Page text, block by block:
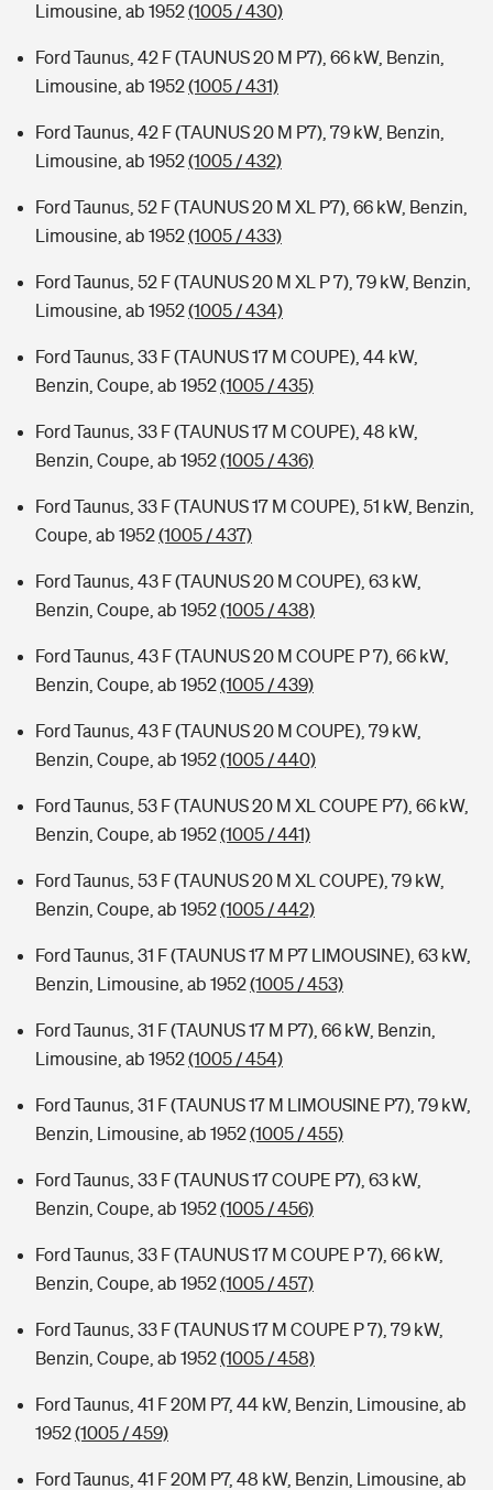
Limousine, ab 1952(1005 / 430)
Ford Taunus, 42 F (TAUNUS 20 M P7), 66 kW, Benzin,
Limousine, ab 1952(1005 / 431)
Ford Taunus, 42 F (TAUNUS 20 M P7), 79 kW, Benzin,
Limousine, ab 1952(1005 / 432)
Ford Taunus, 52 F (TAUNUS 20 M XL P7), 66 kW, Benzin,
Limousine, ab 1952(1005 / 433)
Ford Taunus, 52 F (TAUNUS 20 M XL P 7), 79 kW, Benzin,
Limousine, ab 1952(1005 / 434)
Ford Taunus, 33 F (TAUNUS 17 M COUPE), 44 kW,
Benzin, Coupe, ab 1952(1005 / 435)
Ford Taunus, 33 F (TAUNUS 17 M COUPE), 48 kW,
Benzin, Coupe, ab 1952(1005 / 436)
Ford Taunus, 33 F (TAUNUS 17 M COUPE), 51 kW, Benzin,
Coupe, ab 1952(1005 / 437)
Ford Taunus, 43 F (TAUNUS 20 M COUPE), 63 kW,
Benzin, Coupe, ab 1952(1005 / 438)
Ford Taunus, 43 F (TAUNUS 20 M COUPE P 7), 66 kW,
Benzin, Coupe, ab 1952(1005 / 439)
Ford Taunus, 43 F (TAUNUS 20 M COUPE), 79 kW,
Benzin, Coupe, ab 1952(1005 / 440)
Ford Taunus, 53 F (TAUNUS 20 M XL COUPE P7), 66 kW,
Benzin, Coupe, ab 1952(1005 / 441)
Ford Taunus, 53 F (TAUNUS 20 M XL COUPE), 79 kW,
Benzin, Coupe, ab 1952(1005 / 442)
Ford Taunus, 31 F (TAUNUS 17 M P7 LIMOUSINE), 63 kW,
Benzin, Limousine, ab 1952(1005 / 453)
Ford Taunus, 31 F (TAUNUS 17 M P7), 66 kW, Benzin,
Limousine, ab 1952(1005 / 454)
Ford Taunus, 31 F (TAUNUS 17 M LIMOUSINE P7), 79 kW,
Benzin, Limousine, ab 1952(1005 / 455)
Ford Taunus, 33 F (TAUNUS 17 COUPE P7), 63 kW,
Benzin, Coupe, ab 1952(1005 / 456)
Ford Taunus, 33 F (TAUNUS 17 M COUPE P 7), 66 kW,
Benzin, Coupe, ab 1952(1005 / 457)
Ford Taunus, 33 F (TAUNUS 17 M COUPE P 7), 79 kW,
Benzin, Coupe, ab 1952(1005 / 458)
Ford Taunus, 41 F 20M P7, 44 kW, Benzin, Limousine, ab
1952(1005 / 459)
Ford Taunus, 41 F 20M P7, 48 kW, Benzin, Limousine, ab